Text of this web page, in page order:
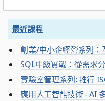
最近課程
創業/中小企經營系列：
SQL中級實戰：從需求
實驗室管理系列: 推行
應用人工智能技術 - AI